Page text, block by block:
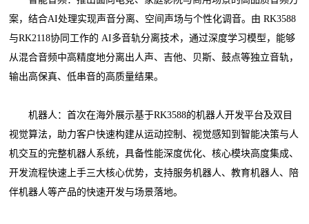
案，结合AI处理实现声音分离、空间声场与个性化调音。由 RK3588
与RK2118协同工作的 AI多音轨分离技术，通过深度学习模型，能够
从混合音频中高精度地分离出人声、吉他、贝斯、鼓点等独立音轨，
输出高保真、低串音的高质量结果。
机器人：首次在海外展示基于RK3588的机器人开发平台及双目
视觉算法，助力客户快速构建从运动控制、视觉感知到智能决策与人
机交互的完整机器人系统，具备性能深度优化、核心模块高度集成、
开发流程快速上手三大核心优势，支持服务机器人、教育机器人、陪
伴机器人等产品的快速开发与场景落地。